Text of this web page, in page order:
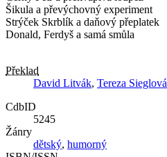
Šikula a převýchovný experiment
Strýček Skrblík a daňový přeplatek
Donald, Ferdyš a samá smůla
Překlad
David Litvák, Tereza Sieglová
CdbID
5245
Žánry
dětský, humorný